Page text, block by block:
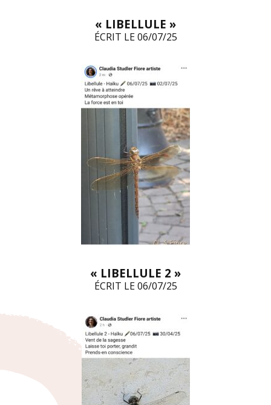
« LIBELLULE »
ÉCRIT LE 06/07/25
« LIBELLULE 2 »
ÉCRIT LE 06/07/25